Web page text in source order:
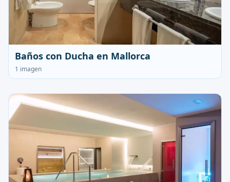
Baños con Ducha en Mallorca
1 imagen